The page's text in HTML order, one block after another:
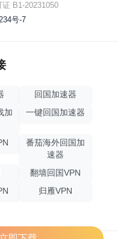
B1-20231050
号-7
回国加速器
加
一键回国加速器
番茄海外回国加
速器
翻墙回国VPN
归雁VPN